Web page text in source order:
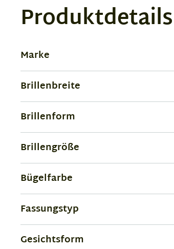
Produktdetails
Marke
Brillenbreite
Brillenform
Brillengröße
Bügelfarbe
Fassungstyp
Gesichtsform